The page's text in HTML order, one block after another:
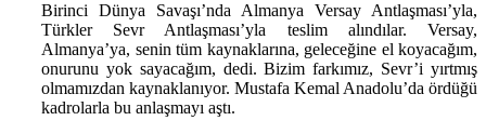
Birinci Dünya Savaşı’nda Almanya Versay Antlaşması’yla,
Türkler Sevr Antlaşması’yla teslim alındılar. Versay,
Almanya’ya, senin tüm kaynaklarına, geleceğine el koyacağım,
onurunu yok sayacağım, dedi. Bizim farkımız, Sevr’i yırtmış
olmamızdan kaynaklanıyor. Mustafa Kemal Anadolu’da ördüğü
kadrolarla bu anlaşmayı aştı.